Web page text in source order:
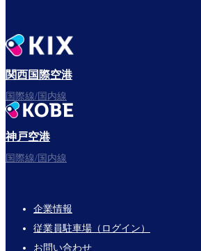
フライトをお楽しみください。
関西国際空港
国際線/国内線
神戸空港
国際線/国内線
Footer
Links
企業情報
従業員駐車場（ログイン）
お問い合わせ